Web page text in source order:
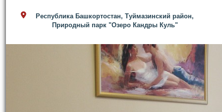
Республика Башкортостан, Туймазинский район,
Природный парк "Озеро Кандры Куль"